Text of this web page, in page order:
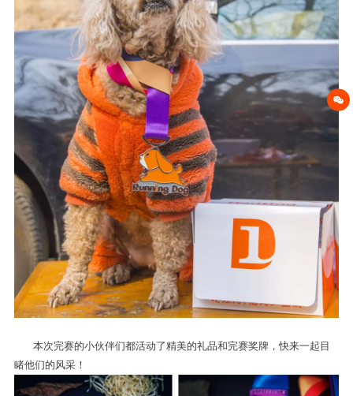
本次完赛的小伙伴们都活动了精美的礼品和完赛奖牌，快来一起目
睹他们的风采！